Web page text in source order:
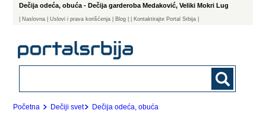
Dečija odeća, obuća - Dečija garderoba Medaković, Veliki Mokri Lug
Naslovna | Uslovi i prava korišćenja Blog | Kontaktirajte Portal Srbija |
Početna Dečiji svet Dečija odeća, obuća